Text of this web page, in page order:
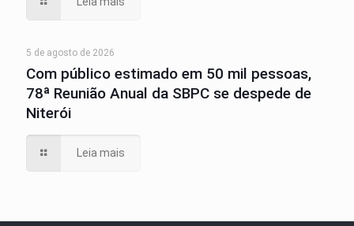
5 de agosto de 2026
Com público estimado em 50 mil pessoas,
78ª Reunião Anual da SBPC se despede de
Niterói
Leia mais